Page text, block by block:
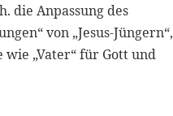
die Anpassung des
von „Jesus-Jüngern“,
„Vater“ für Gott und